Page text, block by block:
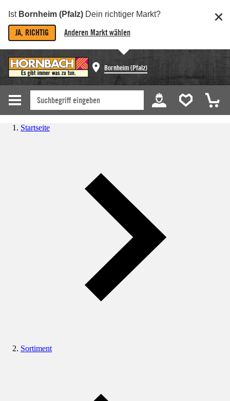
Ist Bornheim (Pfalz) Dein richtiger Markt?
JA, RICHTIG Anderen Markt wählen
Bornheim (Pfalz)
Startseite
Sortiment